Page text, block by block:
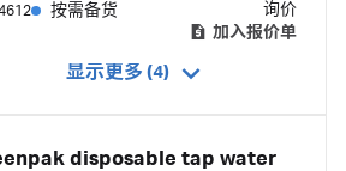
按需备货
询价
加入报价单
显示更多 (4)
disposable tap water